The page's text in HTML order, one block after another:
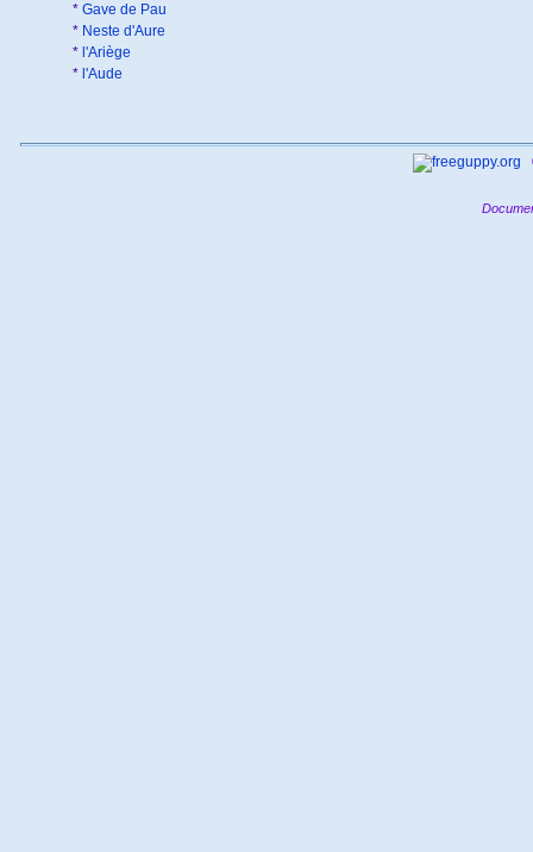
* Gave de Pau
* Neste d'Aure
* l'Ariège
* l'Aude